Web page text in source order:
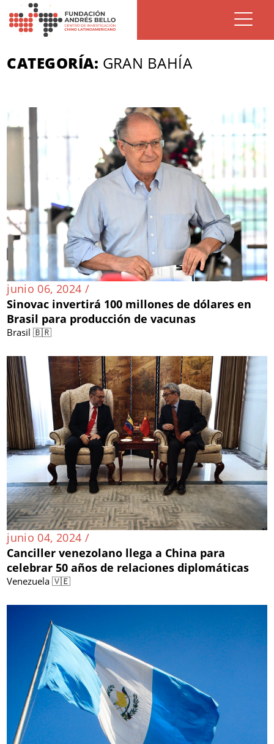
CATEGORÍA: GRAN BAHÍA
junio 06, 2024 /
Sinovac invertirá 100 millones de dólares en
Brasil para producción de vacunas
Brasil 🇧🇷
junio 04, 2024 /
Canciller venezolano llega a China para
celebrar 50 años de relaciones diplomáticas
Venezuela 🇻🇪